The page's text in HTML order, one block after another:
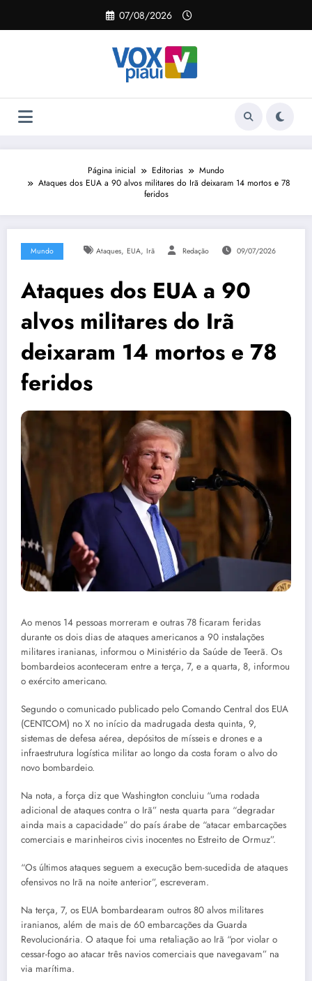
o
07/08/2026
Página inicial Editorias
Mundo
Ataques dos EUA a 90 alvos militares do Irã deixaram 14 mortos e 78
feridos
Mundo Ataques, EUA, Irã Redação 09/07/2026
Ataques dos EUA a 90
alvos militares do Irã
deixaram 14 mortos e 78
feridos
Ao menos 14 pessoas morreram e outras 78 ficaram feridas
durante os dois dias de ataques americanos a 90 instalações
militares iranianas, informou o Ministério da Saúde de Teerã. Os
bombardeios aconteceram entre a terça, 7, e a quarta, 8, informou
o exército americano.
Segundo o comunicado publicado pelo Comando Central dos EUA
(CENTCOM) no X no início da madrugada desta quinta, 9,
sistemas de defesa aérea, depósitos de mísseis e drones e a
infraestrutura logística militar ao longo da costa foram o alvo do
novo bombardeio.
Na nota, a força diz que Washington concluiu “uma rodada
adicional de ataques contra o Irã” nesta quarta para “degradar
ainda mais a capacidade” do país árabe de “atacar embarcações
comerciais e marinheiros civis inocentes no Estreito de Ormuz”.
“Os últimos ataques seguem a execução bem-sucedida de ataques
ofensivos no Irã na noite anterior”, escreveram.
Na terça, 7, os EUA bombardearam outros 80 alvos militares
iranianos, além de mais de 60 embarcações da Guarda
Revolucionária. O ataque foi uma retaliação ao Irã “por violar o
cessar-fogo ao atacar três navios comerciais que navegavam” na
via marítima.